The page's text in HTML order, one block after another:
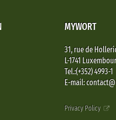
MYWORT
31, rue de
L-1741
Tel.:(+352) 4993-1
E-mail:
Privacy Policy